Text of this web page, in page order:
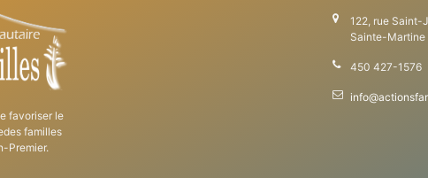
favoriser le
familles
Premier.
122, rue Saint-
Sainte-Martine
450 427-1576